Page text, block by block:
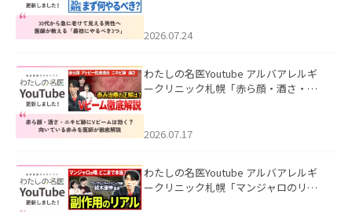
た。
2026.07.24
わたしの名医Youtube アルバアレルギ
ークリニック札幌「赤ら顔・酒さ・ニ
した。
2026.07.17
わたしの名医Youtube アルバアレルギ
ークリニック札幌「マンジャロのリア